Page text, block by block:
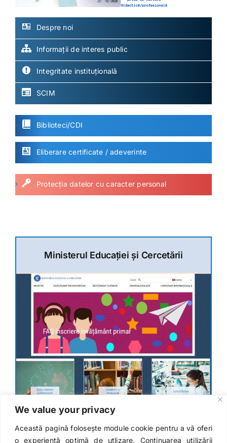
We value your privacy
Această pagină folosește module cookie pentru a vă oferi
o experiență optimă de utlizare. Continuarea utilizării
Despre noi
Informații de interes public
Integritate instituțională
SCIM
Biblioteci/CDI
Eliberare certificate / adeverinte
Protecția datelor cu caracter personal
Ministerul Educației și Cercetării